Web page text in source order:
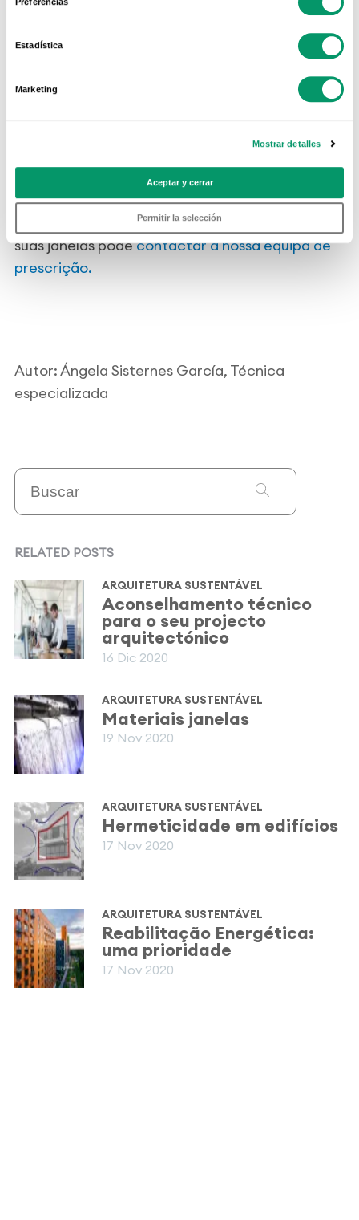
Estadística
Marketing
Mostrar detalles
Aceptar y cerrar
Permitir la selección
Se tem um projeto pela frente e precisa
onselhos profissionais sobre as fachadas das
suas janelaspodecontactar a nossa equipa de
prescrição.
Autor: Ángela Sisternes García, Técnica
especializada
RELATED POSTS
ARQUITETURA SUSTENTÁVEL
Aconselhamento técnico
para o seu projecto
arquitectónico
16 Dic 2020
ARQUITETURA SUSTENTÁVEL
Materiais janelas
19 Nov 2020
ARQUITETURA SUSTENTÁVEL
Hermeticidade em edifícios
17 Nov 2020
ARQUITETURA SUSTENTÁVEL
Reabilitação Energética:
uma prioridade
17 Nov 2020